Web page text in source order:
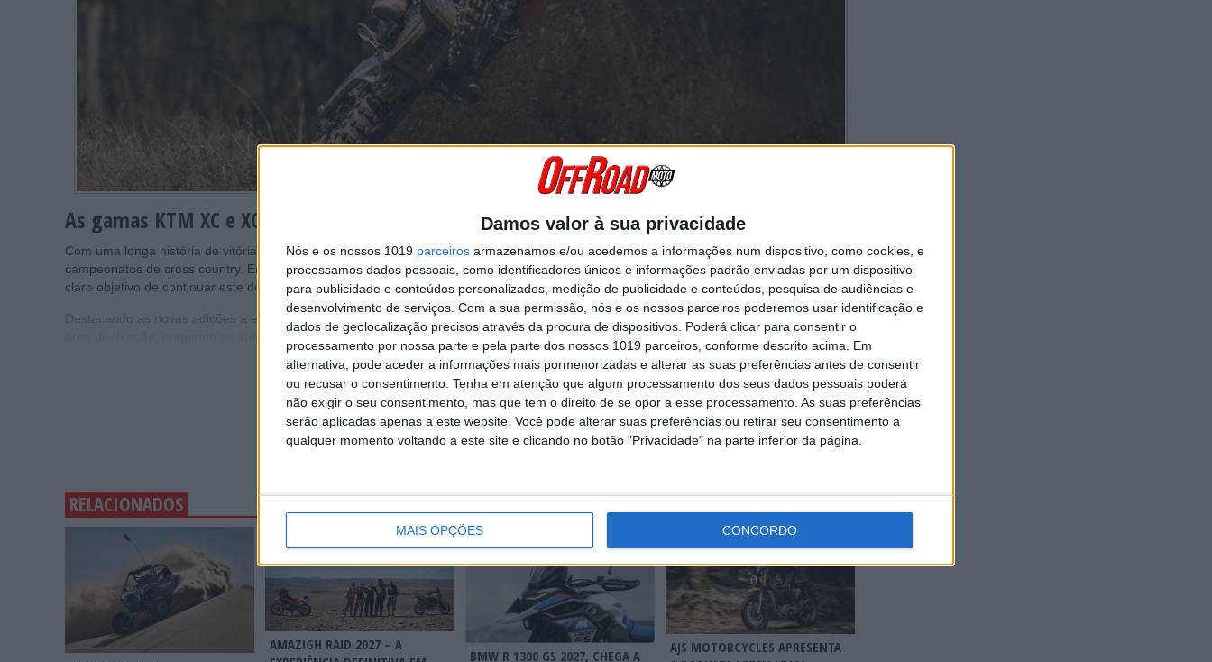
Damos valor à sua privacidade
Nós e os nossos 1019 parceiros armazenamos e/ou acedemos a informações num dispositivo, como cookies, e
processamos dados pessoais, como identificadores únicos e informações padrão enviadas por um dispositivo
para publicidade e conteúdos personalizados, medição de publicidade e conteúdos, pesquisa de audiências e
desenvolvimento de serviços. Com a sua permissão, nós e os nossos parceiros poderemos usar identificação e
dados de geolocalização precisos através da procura de dispositivos. Poderá clicar para consentir o
processamento por nossa parte e pela parte dos nossos 1019 parceiros, conforme descrito acima. Em
alternativa, pode aceder a informações mais pormenorizadas e alterar as suas preferências antes de consentir
ou recusar o consentimento. Tenha em atenção que algum processamento dos seus dados pessoais poderá
não exigir o seu consentimento, mas que tem o direito de se opor a esse processamento. As suas preferências
serão aplicadas apenas a este website. Você pode alterar suas preferências ou retirar seu consentimento a
qualquer momento voltando a este site e clicando no botão "Privacidade" na parte inferior da página.
MAIS OPÇÕES CONCORDO
As gamas KTM XC e XC-F 2025 chegam em maio mais “Ready to Race” do que nunca.
Com uma longa história de vitórias em corridas e uma caixa de troféus lotada, a KTM é uma vencedora regular dos principais
campeonatos de cross country. Em 2025, as gamas KTM XC e XC-F trazem a autêntica experiência KTM Factory Racing com o único e
claro objetivo de continuar este domínio.
Destacando as novas adições a essas famílias KTM, o quadro exibe recortes visíveis e variações na espessura dos tubos ao redor da
área de direção, enquanto as áreas de suporte do motor e o amortecedor traseiro recebem tratamento semelhante.
Continuar a ler
RELACIONADOS
AMAZIGH RAID 2027 – A
BMW R 1300 GS 2027, CHEGA A
AJS MOTORCYCLES APRESENTA